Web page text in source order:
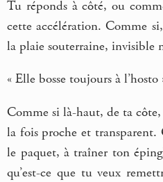
Tu réponds à côté, ou
cette accélération. Comme
la plaie souterraine, invisible
« Elle bosse toujours à
Comme si là-haut, de ta
la fois proche et
le paquet, à traîner ton
qu’est-ce que tu veux